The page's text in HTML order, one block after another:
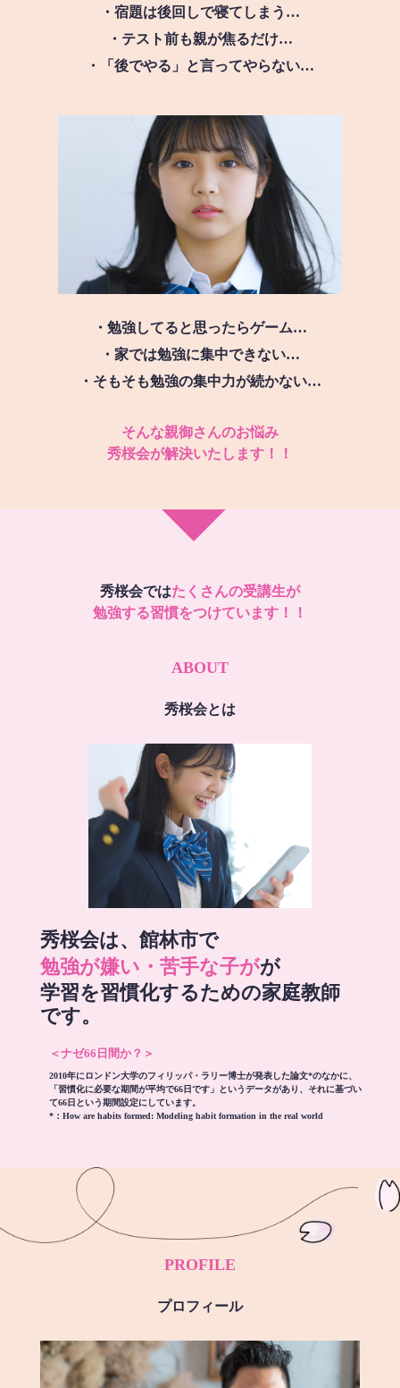
・宿題は後回しで寝てしまう…
・テスト前も親が焦るだけ…
・「後でやる」と言ってやらない…
・勉強してると思ったらゲーム…
・家では勉強に集中できない…
・そもそも勉強の集中力が続かない…
そんな親御さんのお悩み
秀桜会が解決いたします！！
秀桜会ではたくさんの受講生が
勉強する習慣をつけています！！
ABOUT
秀桜会とは
秀桜会は、館林市で
勉強が嫌い・苦手な子がが
学習を習慣化するための家庭教師
です。
＜ナゼ66日間か？＞
2010年にロンドン大学のフィリッパ・ラリー博士が発表した論文*のなかに、
「習慣化に必要な期間が平均で66日です」というデータがあり、それに基づい
て66日という期間設定にしています。
*： How are habits formed: Modeling habit formation in the real world
PROFILE
プロフィール